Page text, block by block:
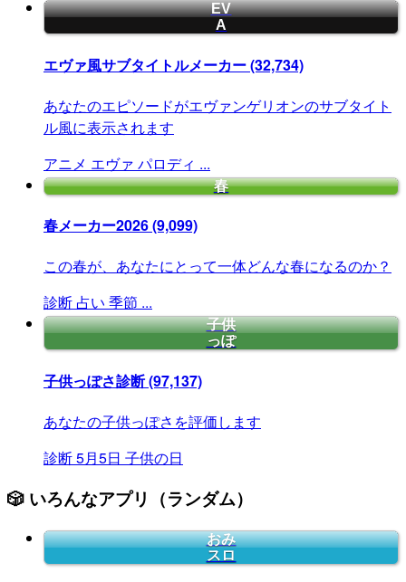
EV
A
エヴァ風サブタイトルメーカー(32,734)
あなたのエピソードがエヴァンゲリオンのサブタイト
ル風に表示されます
アニメ エヴァ パロディ ...
春
春メーカー2026(9,099)
この春が、あなたにとって一体どんな春になるのか？
診断 占い 季節 ...
子供
っぽ
子供っぽさ診断(97,137)
あなたの子供っぽさを評価します
診断5月5日 子供の日
🎲 いろんなアプリ（ランダム）
おみ
スロ